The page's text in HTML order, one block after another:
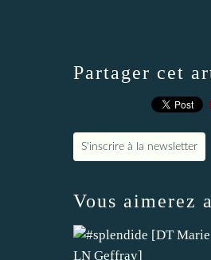
Partager cet
S'inscrire à la newsletter
Vous aimerez